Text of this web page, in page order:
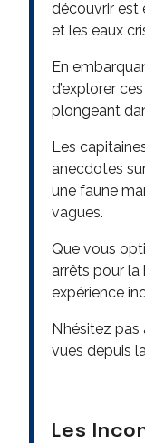
découvrir est
et les eaux
En
d’explorer
plongeant
Les
anecdotes
une faune
vagues.
Que vous
arrêts pour la
expérience
N’hésitez
vues depuis
Les